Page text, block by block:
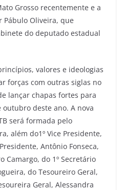
Grosso recentemente e a
Pábulo Oliveira, que
do deputado estadual
valores e ideologias
forças com outras siglas no
lançar chapas fortes para
deste ano. A nova
será formada pelo
além do1º Vice Presidente,
Antônio Fonseca,
Camargo, do 1º Secretário
do Tesoureiro Geral,
Geral, Alessandra